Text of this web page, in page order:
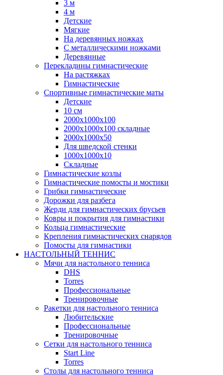
3 м
4 м
Детские
Мягкие
На деревянных ножках
С металлическими ножками
Деревянные
Перекладины гимнастические
На растяжках
Гимнастические
Спортивные гимнастические маты
Детские
10 см
2000х1000х100
2000х1000х100 складные
2000х1000х50
Для шведской стенки
1000х1000х10
Складные
Гимнастические козлы
Гимнастические помосты и мостики
Грибки гимнастические
Дорожки для разбега
Жерди для гимнастических брусьев
Ковры и покрытия для гимнастики
Кольца гимнастические
Крепления гимнастических снарядов
Помосты для гимнастики
НАСТОЛЬНЫЙ ТЕННИС
Мячи для настольного тенниса
DHS
Torres
Профессиональные
Тренировочные
Ракетки для настольного тенниса
Любительские
Профессиональные
Тренировочные
Сетки для настольного тенниса
Start Line
Torres
Столы для настольного тенниса